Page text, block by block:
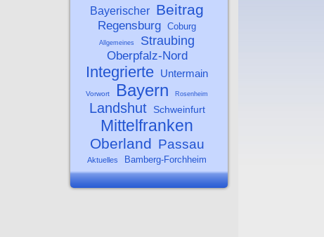
Bayerischer Beitrag
Regensburg Coburg
Allgemeines Straubing
Oberpfalz-Nord
Integrierte Untermain
Vorwort Bayern Rosenheim
Landshut Schweinfurt
Mittelfranken
Oberland Passau
Aktuelles Bamberg-Forchheim